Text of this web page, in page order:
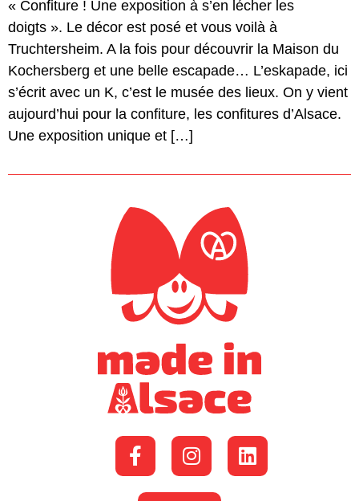
« Confiture ! Une exposition à s’en lécher les
doigts ». Le décor est posé et vous voilà à
Truchtersheim. A la fois pour découvrir la Maison du
Kochersberg et une belle escapade… L’eskapade, ici
s’écrit avec un K, c’est le musée des lieux. On y vient
aujourd’hui pour la confiture, les confitures d’Alsace.
Une exposition unique et […]